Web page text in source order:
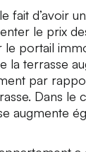
fait d’avoir
le prix
le portail
la terrasse
par
Dans le
augmente